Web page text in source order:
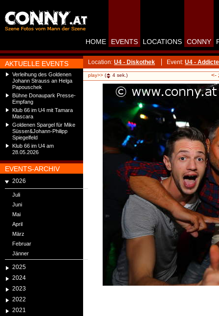
AKTUELLE EVENTS
Verleihung des Goldenen
Johann Strauss an Helga
Papouschek
Bühne Donaupark Presse-
Empfang
Klub 66 im U4 mit Tamara
Mascara
Goldenen Spargel für Mike
Süsser&Johann-Philipp
Spiegelfeld
Klub 66 im U4 am
28.05.2026
EVENTS-ARCHIV
2026
Juli
Juni
Mai
April
März
Februar
Jänner
2025
2024
2023
2022
2021
HOME EVENTS LOCATIONS CONNY
Location: U4 - Diskothek Event: U4 -
play>> ( 4 sek.) <-